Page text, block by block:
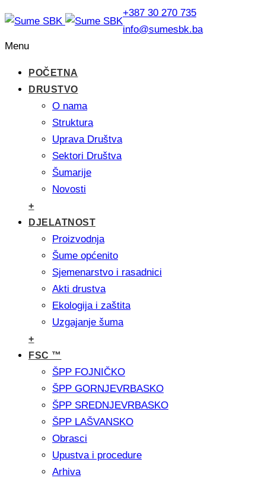
+387 30 270 735
info@sumesbk.ba
Menu
POČETNA
DRUSTVO
O nama
Struktura
Uprava Društva
Sektori Društva
Šumarije
Novosti
+
DJELATNOST
Proizvodnja
Šume općenito
Sjemenarstvo i rasadnici
Akti drustva
Ekologija i zaštita
Uzgajanje šuma
+
FSC ™
ŠPP FOJNIČKO
ŠPP GORNJEVRBASKO
ŠPP SREDNJEVRBASKO
ŠPP LAŠVANSKO
Obrasci
Upustva i procedure
Arhiva